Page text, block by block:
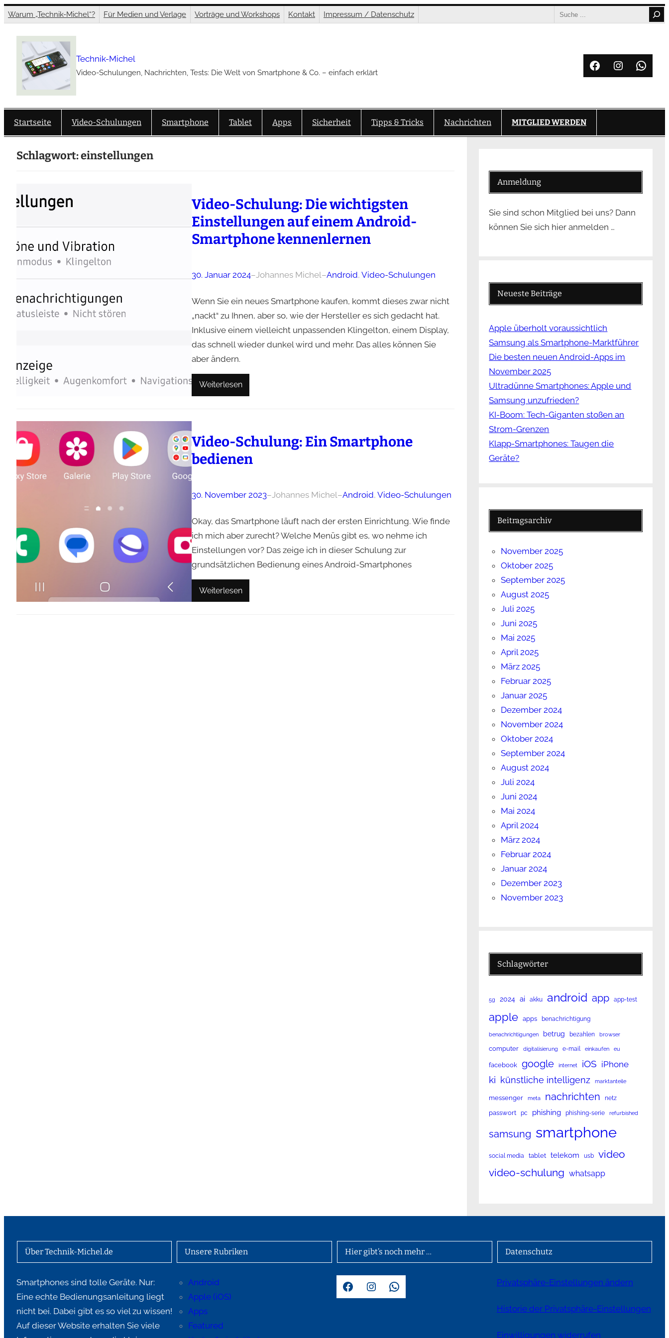
Zum
Inhalt
springen
Warum „Technik-Michel“? Für Medien und Verlage Vorträge und Workshops Kontakt Impressum / Datenschutz Search
Technik-Michel
Video-Schulungen, Nachrichten, Tests: Die Welt von Smartphone & Co. – einfach erklärt
Facebook
Instagram
Startseite Video-Schulungen Smartphone Tablet Apps Sicherheit Tipps & Tricks Nachrichten MITGLIED WERDEN
Schlagwort:einstellungen
Video-Schulung: Die wichtigsten
Einstellungen auf einem Android-
Smartphone kennenlernen
30. Januar 2024–Johannes Michel–Android, Video-Schulungen
Wenn Sie ein neues Smartphone kaufen, kommt dieses zwar nicht
„nackt“ zu Ihnen, aber so, wie der Hersteller es sich gedacht hat.
Inklusive einem vielleicht unpassenden Klingelton, einem Display,
das schnell wieder dunkel wird und mehr. Das alles können Sie
aber ändern.
Weiterlesen
Video-Schulung: Ein Smartphone
bedienen
30. November 2023–Johannes Michel–Android, Video-Schulungen
Okay, das Smartphone läuft nach der ersten Einrichtung. Wie finde
ich mich aber zurecht? Welche Menüs gibt es, wo nehme ich
Einstellungen vor? Das zeige ich in dieser Schulung zur
grundsätzlichen Bedienung eines Android-Smartphones
Weiterlesen
Anmeldung
Sie sind schon Mitglied bei uns? Dann
können Sie sich hier anmelden …
Neueste Beiträge
Apple überholt voraussichtlich
Samsung als Smartphone-Marktführer
Die besten neuen Android-Apps im
November 2025
Ultradünne Smartphones: Apple und
Samsung unzufrieden?
KI-Boom: Tech-Giganten stoßen an
Strom-Grenzen
Klapp-Smartphones: Taugen die
Geräte?
Beitragsarchiv
November 2025
Oktober 2025
September 2025
August 2025
Juli 2025
Juni 2025
Mai 2025
April 2025
März 2025
Februar 2025
Januar 2025
Dezember 2024
November 2024
Oktober 2024
September 2024
August 2024
Juli 2024
Juni 2024
Mai 2024
April 2024
März 2024
Februar 2024
Januar 2024
Dezember 2023
November 2023
Schlagwörter
5g 2024 ai akku android app app-test
apple apps benachrichtigung
benachrichtigungen betrug bezahlen browser
computer digitalisierung e-mail einkaufen eu
facebook google internet iOS iPhone
ki künstliche intelligenz marktanteile
messenger meta nachrichten netz
passwort pc phishing phishing-serie refurbished
samsung smartphone
social media tablet telekom usb
video
video-schulung whatsapp
Über Technik-Michel.de
Smartphones sind tolle Geräte. Nur:
Eine echte Bedienungsanleitung liegt
nicht bei. Dabei gibt es so viel zu wissen!
Auf dieser Website erhalten Sie viele
Unsere Rubriken
Android
Apple (iOS)
Apps
Featured
Hier gibt’s noch mehr …
Facebook Instagram WhatsApp
Datenschutz
Privatsphäre-Einstellungen ändern
Historie der Privatsphäre-Einstellungen
Einwilligungen widerrufen